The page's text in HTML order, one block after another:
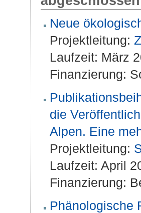
Neue
Projektleitung:
Laufzeit: März
Finanzierung:
die
Alpen. Eine
Projektleitung:
Laufzeit: April
Finanzierung:
Phänologische